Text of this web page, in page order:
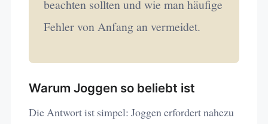
beachten sollten und wie man häufige
Fehler von Anfang an vermeidet.
Warum Joggen so beliebt ist
Die Antwort ist simpel: Joggen erfordert nahezu